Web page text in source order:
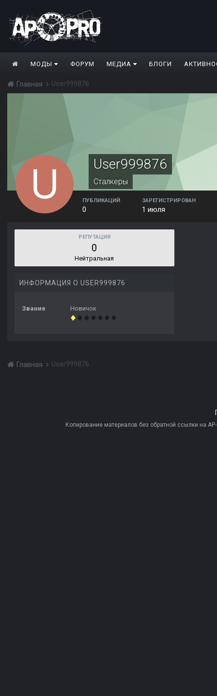
МОДЫ ФОРУМ МЕДИА БЛОГИ
Главная User999876
User999876
Сталкеры
ПУБЛИКАЦИЙ
0
ЗАРЕГИСТРИРОВАН
1 июля
РЕПУТАЦИЯ
0
Нейтральная
ИНФОРМАЦИЯ О USER999876
Звание Новичок
Главная User999876
Копирование материалов без обратной ссылки на